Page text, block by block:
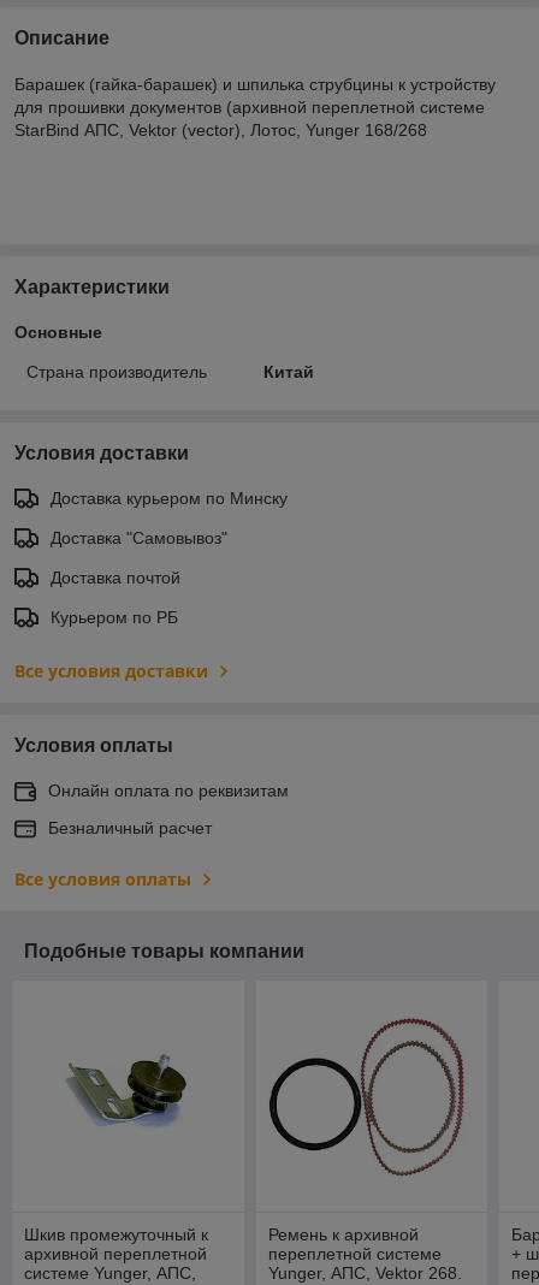
Описание
Барашек (гайка-барашек) и шпилька струбцины к устройству
для прошивки документов (архивной переплетной системе
StarBind АПС, Vektor (vector), Лотос, Yunger 168/268
Характеристики
Основные
Страна производитель Китай
Условия доставки
Доставка курьером по Минску
Доставка "Самовывоз"
Доставка почтой
Курьером по РБ
Все условия доставки
Условия оплаты
Онлайн оплата по реквизитам
Безналичный расчет
Все условия оплаты
Подобные товары компании
Шкив промежуточный к
архивной переплетной
системе Yunger, АПС,
Ремень к архивной
переплетной системе
Yunger, АПС, Vektor 268.
+